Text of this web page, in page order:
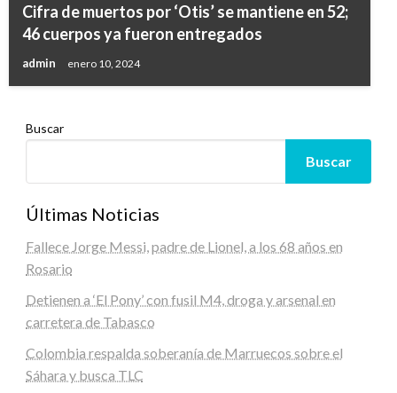
Cifra de muertos por ‘Otis’ se mantiene en 52;
46 cuerpos ya fueron entregados
admin enero 10, 2024
Buscar
Buscar
Últimas Noticias
Fallece Jorge Messi, padre de Lionel, a los 68 años en
Rosario
Detienen a ‘El Pony’ con fusil M4, droga y arsenal en
carretera de Tabasco
Colombia respalda soberanía de Marruecos sobre el
Sáhara y busca TLC